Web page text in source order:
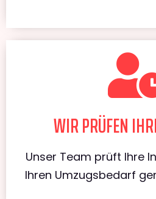
WIR PRÜFEN
Unser Team prüft Ihre
Ihren Umzugsbedarf